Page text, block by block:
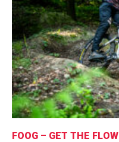
FOOG – GET THE FLOW